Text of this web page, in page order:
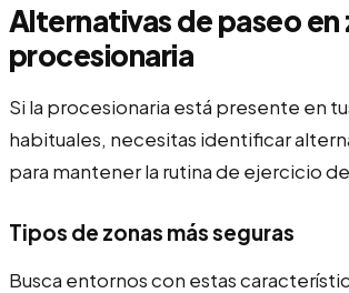
Alternativas de paseo en
procesionaria
Si la procesionaria está presente en
habituales, necesitas identificar
para mantener la rutina de ejercicio
Tipos de zonas más seguras
Busca entornos con estas